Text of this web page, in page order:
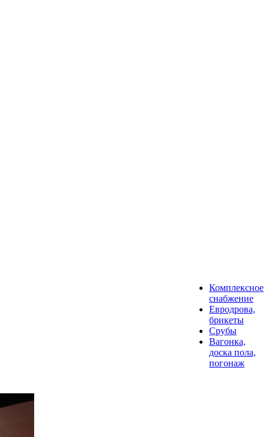
Комплексное
снабжение
Евродрова,
брикеты
Срубы
Вагонка,
доска пола,
погонаж